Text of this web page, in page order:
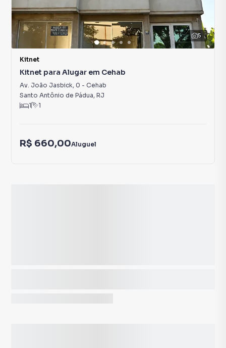
5
Kitnet
Kitnet para Alugar em Cehab
Av. João Jasbick, 0 - Cehab
Santo Antônio de Pádua, RJ
1
1
R$ 660,00Aluguel